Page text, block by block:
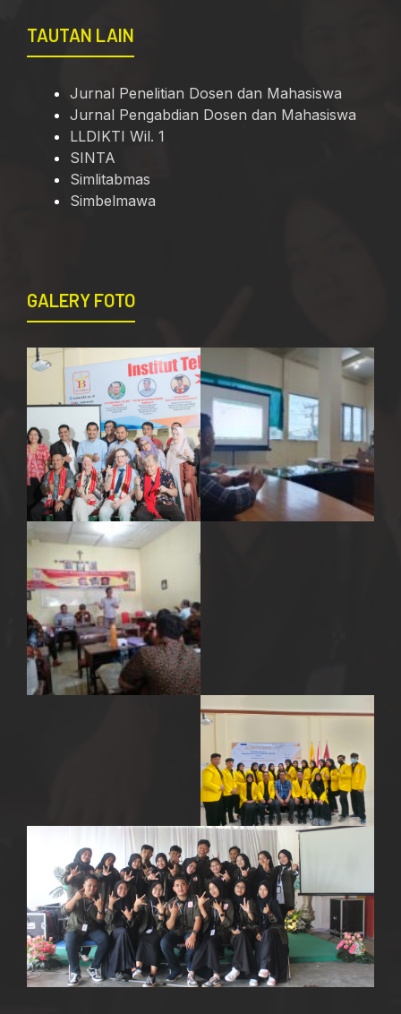
TAUTAN LAIN
Jurnal Penelitian Dosen dan Mahasiswa
Jurnal Pengabdian Dosen dan Mahasiswa
LLDIKTI Wil. 1
SINTA
Simlitabmas
Simbelmawa
GALERY FOTO